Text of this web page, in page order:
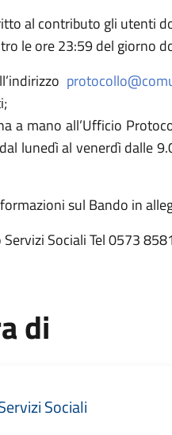
al contributo gli utenti
le ore 23:59 del giorno
a mano all’Ufficio
lunedì al venerdì dalle
sul Bando in
Sociali Tel 0573
di
Sociali